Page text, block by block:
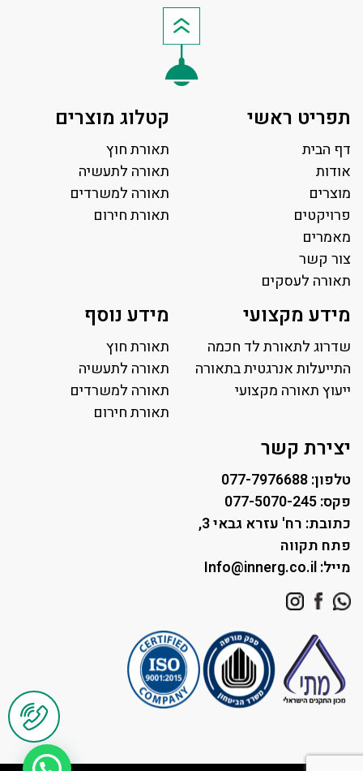
תפריט ראשי
דף הבית
אודות
מוצרים
פרויקטים
מאמרים
צור קשר
תאורה לעסקים
פאנל לד
פרופיל תאורה
תאורה לאולמות ספורט
תאורה למגרשי טניס
קטלוג מוצרים
תאורת חוץ
תאורה לתעשיה
תאורה למשרדים
תאורת חירום
מידע מקצועי
שדרוג לתאורת לד חכמה
התייעלות אנרגטית בתאורה
ייעוץ תאורה מקצועי
מידע נוסף
תאורת חוץ
תאורה לתעשיה
תאורה למשרדים
תאורת חירום
יצירת קשר
טלפון: 077-7976688
פקס: 077-5070-245
כתובת: רח' עזרא גבאי 3,
פתח תקווה
מייל: Info@innerg.co.il